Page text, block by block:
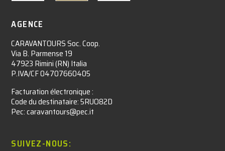
AGENCE
CARAVANTOURS Soc. Coop.
Via B. Parmense 19
47923 Rimini (RN) Italia
P.IVA/CF 04707660405
Facturation électronique :​
Code du destinataire: 5RUO82D
Pec: caravantours@pec.it
SUIVEZ-NOUS: